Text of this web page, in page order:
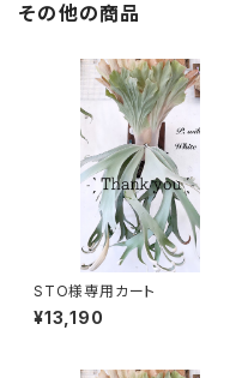
その他の商品
STO様専用カート
¥13,190